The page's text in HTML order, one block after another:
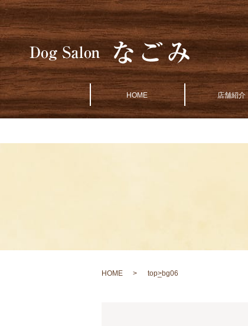
HOME 店舗紹介
HOME top_bg06